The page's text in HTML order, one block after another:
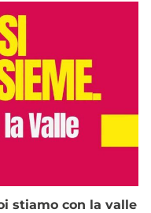
stiamo con la valle